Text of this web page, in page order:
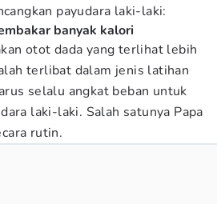
payudara laki-laki:
banyak kalori
otot dada yang terlihat lebih
terlibat dalam jenis latihan
selalu angkat beban untuk
laki-laki. Salah satunya Papa
rutin.